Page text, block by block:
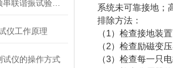
仪工作原理
试仪的操作方式
系统未可靠接地；
排除方法：
（1）检查接地装
（2）检查励磁变
（3）检查每一只